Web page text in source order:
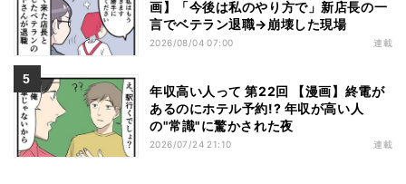
画】「今後は私のやり方で」新店長の一
言でベテラン退職→崩壊した現場
2026/08/04 07:00 連載
年収高い人って 第22回 【漫画】終電が
あるのにホテル予約!? 年収が高い人
の"常識"に驚かされた夜
2026/07/24 21:10 連載